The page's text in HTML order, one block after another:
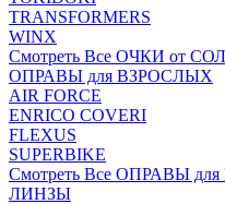
TRANSFORMERS
WINX
Смотреть Все ОЧКИ от
ОПРАВЫ для ВЗРОСЛЫХ
AIR FORCE
ENRICO COVERI
FLEXUS
SUPERBIKE
Смотреть Все ОПРАВЫ
ЛИНЗЫ